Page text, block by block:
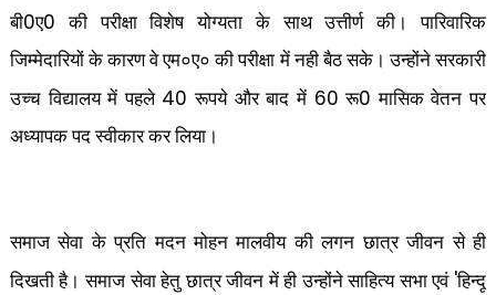
बी0ए0 की परीक्षा विशेष योग्यता के साथ उत्तीर्ण की। पारिवारिक
जिम्मेदारियों के कारण वे एम०ए० की परीक्षा में नही बैठ सके। उन्होंने सरकारी
उच्च विद्यालय में पहले 40 रूपये और बाद में 60 रू0 मासिक वेतन पर
अध्यापक पद स्वीकार कर लिया।
समाज सेवा के प्रति मदन मोहन मालवीय की लगन छात्र जीवन से ही
दिखती है। समाज सेवा हेतु छात्र जीवन में ही उन्होंने साहित्य सभा एवं 'हिन्दू